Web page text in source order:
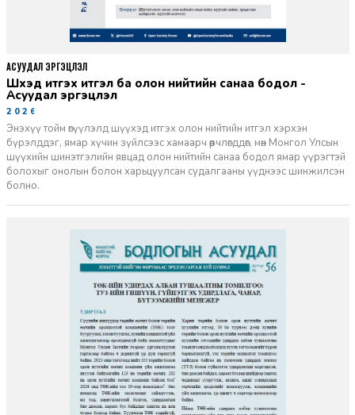
Шүүхэд итгэх итгэл ба олон нийтийн санаа бодол -
Асуудал эргэцүүлэл
2026-06-11
Энэхүү тойм өгүүлэлд шүүхэд итгэх олон нийтийн итгэл хэрхэн
бүрэлддэг, ямар хүчин зүйлсээс хамаарч өөрчлөгддөг, мөн Монгол Улсын
шүүхийн шинэтгэлийн явцад олон нийтийн санаа бодол ямар үүрэгтэй
болохыг онолын болон харьцуулсан судалгааны үүднээс шинжилсэн
болно.
АСУУДАЛ ЭРГЭЦҮҮЛЭЛ